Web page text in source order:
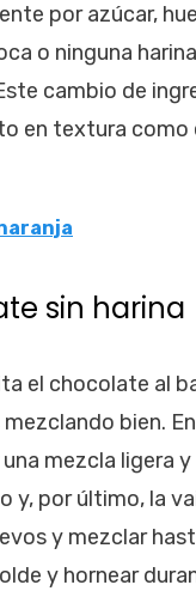
por azúcar,
o ninguna
cambio de
en textura como
sin harina
el chocolate al
bien.
mezcla ligera
y, por último, la
y mezclar
y hornear